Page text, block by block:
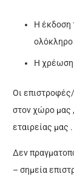
Η έκδοση
ολόκληρο
Η χρέωση
Οι
στον χώρο μας
εταιρείας μας .
Δεν
– σημεία